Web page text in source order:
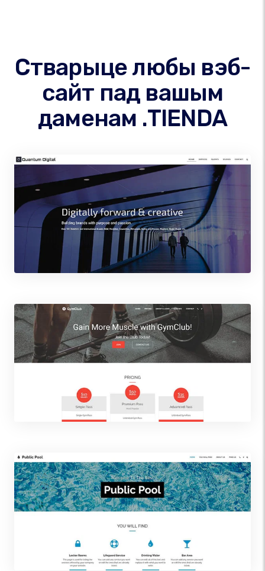
Стварыце любы вэб-
сайт пад вашым
даменам .TIENDA